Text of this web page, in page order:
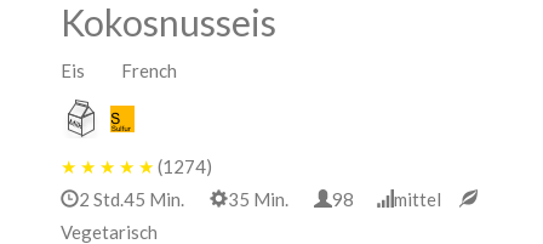
Kokosnusseis
Eis French
★ ★ ★ ★ ★ (1274)
2 Std.45 Min.
35 Min. 98
mittel
Vegetarisch